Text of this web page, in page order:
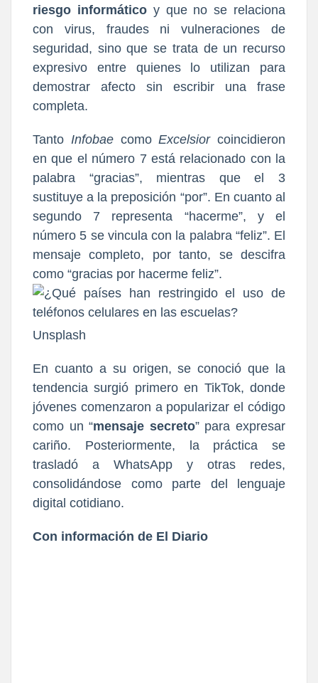
riesgo informático y que no se relaciona
con virus, fraudes ni vulneraciones de
seguridad, sino que se trata de un recurso
expresivo entre quienes lo utilizan para
demostrar afecto sin escribir una frase
completa.
Tanto Infobae como Excelsior coincidieron
en que el número 7 está relacionado con la
palabra “gracias”, mientras que el 3
sustituye a la preposición “por”. En cuanto al
segundo 7 representa “hacerme”, y el
número 5 se vincula con la palabra “feliz”. El
mensaje completo, por tanto, se descifra
como “gracias por hacerme feliz”.
Unsplash
En cuanto a su origen, se conoció que la
tendencia surgió primero en TikTok, donde
jóvenes comenzaron a popularizar el código
como un “mensaje secreto” para expresar
cariño. Posteriormente, la práctica se
trasladó a WhatsApp y otras redes,
consolidándose como parte del lenguaje
digital cotidiano.
Con información de El Diario